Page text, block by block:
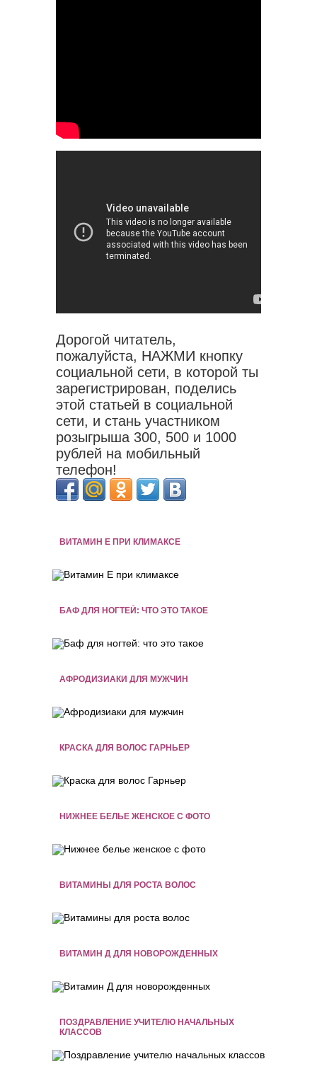
Дорогой читатель,
пожалуйста, НАЖМИ кнопку
социальной сети, в которой ты
зарегистрирован, поделись
этой статьей в социальной
сети, и стань участником
розыгрыша 300, 500 и 1000
рублей на мобильный
телефон!
ВИТАМИН Е ПРИ КЛИМАКСЕ
БАФ ДЛЯ НОГТЕЙ: ЧТО ЭТО ТАКОЕ
АФРОДИЗИАКИ ДЛЯ МУЖЧИН
КРАСКА ДЛЯ ВОЛОС ГАРНЬЕР
НИЖНЕЕ БЕЛЬЕ ЖЕНСКОЕ С ФОТО
ВИТАМИНЫ ДЛЯ РОСТА ВОЛОС
ВИТАМИН Д ДЛЯ НОВОРОЖДЕННЫХ
ПОЗДРАВЛЕНИЕ УЧИТЕЛЮ НАЧАЛЬНЫХ
КЛАССОВ